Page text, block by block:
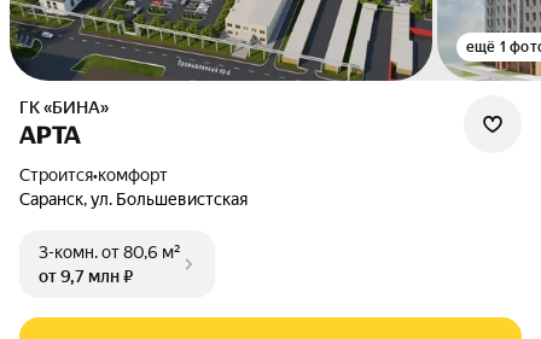
ещё 1
ГК «БИНА»
АРТА
Строится•комфорт
Саранск, ул. Большевистская
3-комн.от 80,6 м²
от 9,7 млн ₽